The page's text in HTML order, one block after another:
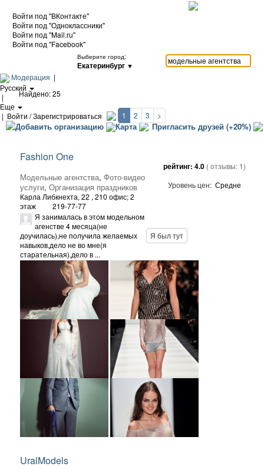
Войти под "ВКонтакте"
Войти под "Одноклассники"
Войти под "Mail.ru"
Войти под "Facebook"
Выберите город:
Екатеринбург ▼
Модерация |
Русский
|
Еще
| Войти / Зарегистрироваться
Добавить организацию Карта Пригласить друзей (+20%)
Найдено: 25
1 2 3 >
Fashion One
Модельные агентства, Фото-видео
услуги, Организация праздников
Карла Либкнехта, 22 , 210 офис; 2
этаж
219-77-77
рейтинг: 4.0 ( отзывы: 1)
Уровень цен: Средне
Я занималась в этом модельном
агенстве 4 месяца(не
доучилась),не получила желаемых
навыков,дело не во мне(я
старательная),дело в ...
Я был тут
UralModels